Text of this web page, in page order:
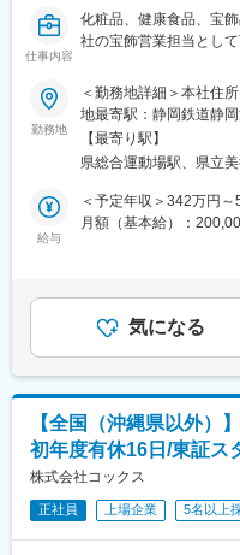
ャレンジできます。
変更の範囲：会社の定め
仕事内容
化粧品、健康食品、宝
社の宝飾営業担当とし
■業務内容：全国のシ
いたお客様への宝飾品
当社の特約店まで出向
るお客様や特約店スタ
品の販売をして頂きま
※勤務エリアはお住まい
※年に数回、静岡県の本
をご招待しご案内をす
にネックレス、イヤリ
すべてのアイテムで豊
お応えしております。
す。また、ほとんどの
す。
■シャンソン化粧品につ
1946年の創業以来、か
製品開発により、基礎
います。
勤務地
＜勤務地詳細＞本社住
地最寄駅：静岡鉄道静
屋内全面禁煙
【最寄り駅】
県総合運動場駅、県立
給与
＜予定年収＞342万円
月額（基本給）：
賃金はあくまでも目安
性があります。月給(月
気になる
【全国（沖縄県以外）
初年度有休16日/東証ス
株式会社コックス
正社員 上場企業 5名以上